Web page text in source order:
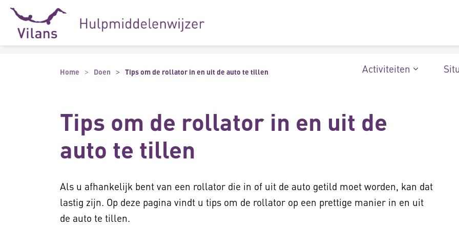
Naar hoofdinhoud
Naar footer
Activiteiten
Home Doen Tips om de rollator in en uit de auto te tillen
Tips om de rollator in en uit de
auto te tillen
Als u afhankelijk bent van een rollator die in of uit de auto getild moet worden, kan dat
lastig zijn. Op deze pagina vindt u tips om de rollator op een prettige manier in en uit
de auto te tillen.